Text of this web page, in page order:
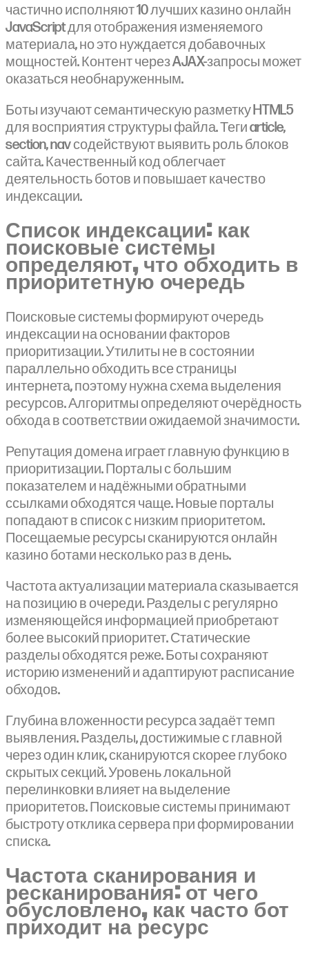
частично исполняют 10 лучших казино онлайн
JavaScript для отображения изменяемого
материала, но это нуждается добавочных
мощностей. Контент через AJAX-запросы может
оказаться необнаруженным.
Боты изучают семантическую разметку HTML5
для восприятия структуры файла. Теги article,
section, nav содействуют выявить роль блоков
сайта. Качественный код облегчает
деятельность ботов и повышает качество
индексации.
Список индексации: как
поисковые системы
определяют, что обходить в
приоритетную очередь
Поисковые системы формируют очередь
индексации на основании факторов
приоритизации. Утилиты не в состоянии
параллельно обходить все страницы
интернета, поэтому нужна схема выделения
ресурсов. Алгоритмы определяют очерёдность
обхода в соответствии ожидаемой значимости.
Репутация домена играет главную функцию в
приоритизации. Порталы с большим
показателем и надёжными обратными
ссылками обходятся чаще. Новые порталы
попадают в список с низким приоритетом.
Посещаемые ресурсы сканируются онлайн
казино ботами несколько раз в день.
Частота актуализации материала сказывается
на позицию в очереди. Разделы с регулярно
изменяющейся информацией приобретают
более высокий приоритет. Статические
разделы обходятся реже. Боты сохраняют
историю изменений и адаптируют расписание
обходов.
Глубина вложенности ресурса задаёт темп
выявления. Разделы, достижимые с главной
через один клик, сканируются скорее глубоко
скрытых секций. Уровень локальной
перелинковки влияет на выделение
приоритетов. Поисковые системы принимают
быстроту отклика сервера при формировании
списка.
Частота сканирования и
ресканирования: от чего
обусловлено, как часто бот
приходит на ресурс